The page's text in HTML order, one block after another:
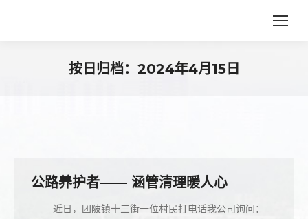
按日归档： 2024年4月15日
公路养护者—— 涵管清理暖人心
近日，团陂镇十三街一位村民打电话我公司询问：